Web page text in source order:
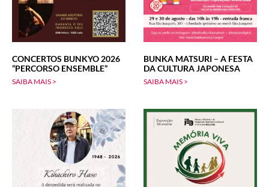
CONCERTOS BUNKYO 2026
“PERCORSO ENSEMBLE”
SAIBA MAIS >
BUNKA MATSURI – A FESTA
DA CULTURA JAPONESA
SAIBA MAIS >